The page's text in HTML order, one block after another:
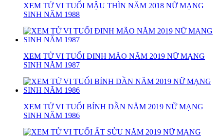
XEM TỬ VI TUỔI MẬU THÌN NĂM 2018 NỮ MẠNG
SINH NĂM 1988
XEM TỬ VI TUỔI ĐINH MÃO NĂM 2019 NỮ MẠNG
SINH NĂM 1987
XEM TỬ VI TUỔI BÍNH DẦN NĂM 2019 NỮ MẠNG
SINH NĂM 1986